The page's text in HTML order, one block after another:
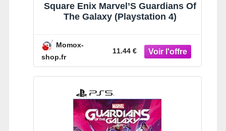
Square Enix Marvel’S Guardians Of
The Galaxy (Playstation 4)
Momox-
shop.fr
11.44 €